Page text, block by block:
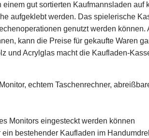
einem gut sortierten Kaufmannsladen
aufgeklebt werden. Das spielerische
genutzt werden
kann die Preise für gekaufte Waren
und Acrylglas macht die Kaufladen-
echtem Taschenrechner,
Monitors eingesteckt werden können
bestehender Kaufladen im